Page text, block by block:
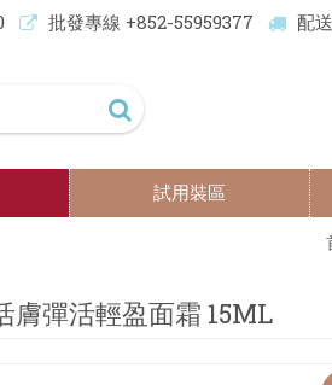
批發專線 +852-55959377 配
試用裝區
膚彈活輕盈面霜 15ML